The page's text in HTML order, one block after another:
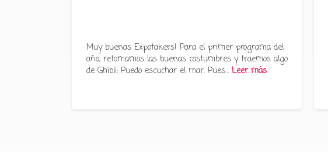
Muy buenas Expotakers! Para el primer programa del
año, retomamos las buenas costumbres y traemos algo
de Ghibli: Puedo escuchar el mar. Pues…Leer más